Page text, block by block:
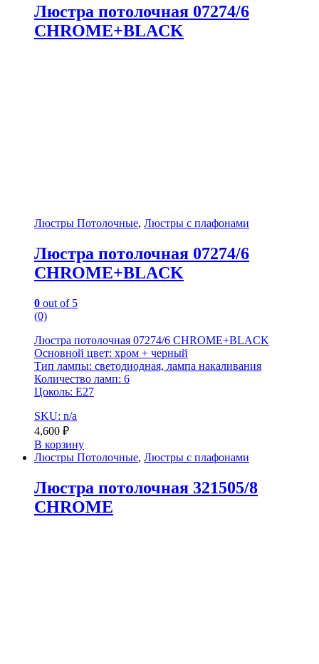
Люстра потолочная 07274/6
CHROME+BLACK
Люстры Потолочные, Люстры с плафонами
Люстра потолочная 07274/6
CHROME+BLACK
0 out of 5
(0)
Люстра потолочная 07274/6 CHROME+BLACK
Основной цвет: хром + черный
Тип лампы: светодиодная, лампа накаливания
Количество ламп: 6
Цоколь: E27
SKU: n/a
4,600 ₽
В корзину
Люстры Потолочные, Люстры с плафонами
Люстра потолочная 321505/8
CHROME